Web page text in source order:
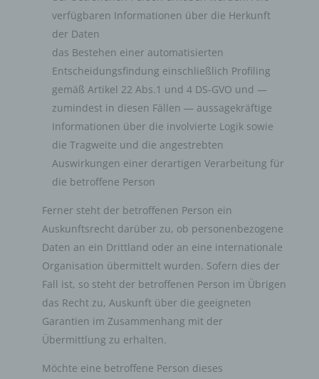
verfügbaren Informationen über die Herkunft
der Daten
das Bestehen einer automatisierten
Entscheidungsfindung einschließlich Profiling
gemäß Artikel 22 Abs.1 und 4 DS-GVO und —
zumindest in diesen Fällen — aussagekräftige
Informationen über die involvierte Logik sowie
die Tragweite und die angestrebten
Auswirkungen einer derartigen Verarbeitung für
die betroffene Person
Ferner steht der betroffenen Person ein
Auskunftsrecht darüber zu, ob personenbezogene
Daten an ein Drittland oder an eine internationale
Organisation übermittelt wurden. Sofern dies der
Fall ist, so steht der betroffenen Person im Übrigen
das Recht zu, Auskunft über die geeigneten
Garantien im Zusammenhang mit der
Übermittlung zu erhalten.
Möchte eine betroffene Person dieses
Leistungen dienen der Zurverfügungstellung der
folgenden Leistungen: Infrastruktur- und
Plattformdienstleistungen, Rechenkapazität,
Speicherplatz und Datenbankdienste,
Sicherheitsleistungen sowie technische
Wartungsleistungen, die wir zum Zwecke des Betriebs
dieses Onlineangebotes einsetzen.
Hierbei verarbeiten wir, bzw. unser Hostinganbieter
Bestandsdaten, Kontaktdaten, Inhaltsdaten,
Vertragsdaten, Nutzungsdaten, Meta- und
Kommunikationsdaten von Kunden, Interessenten und
unserer berechtigten Interessen an einer effizienten und
sicheren Zurverfügungstellung dieses Onlineangebotes
gem. Art. 6 Abs. 1 lit. f DSGVO i.V.m. Art. 28 DSGVO
(Abschluss Auftragsverarbeitungsvertrag).
Routinemäßige Löschung und
Sperrung von personenbezogenen
Daten
Der für die Verarbeitung Verantwortliche verarbeitet und